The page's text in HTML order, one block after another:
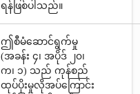
ရန်ဖြစ်ပါသည်။
ဤစီမံဆောင်ရွက်မှု
(အခန်း ၄၊ အပိုဒ် ၂၀၊
က၊ ၁) သည် ကုန်စည်
ထုပ်ပိုးမှုလိုအပ်ကြောင်း